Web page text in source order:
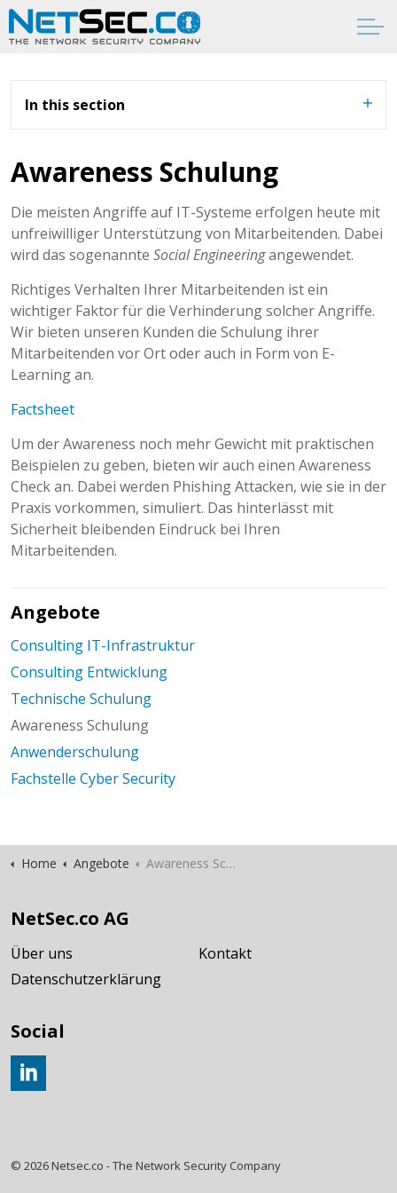
In this section
Awareness Schulung
Die meisten Angriffe auf IT-Systeme erfolgen heute mit
unfreiwilliger Unterstützung von Mitarbeitenden. Dabei
wird das sogenannte Social Engineeringangewendet.
Richtiges Verhalten Ihrer Mitarbeitenden ist ein
wichtiger Faktor für die Verhinderung solcher Angriffe.
Wir bieten unseren Kunden die Schulung ihrer
Mitarbeitenden vor Ort oder auch in Form von E-
Learning an.
Factsheet
Um der Awareness noch mehr Gewicht mit praktischen
Beispielen zu geben, bieten wir auch einen Awareness
Check an. Dabei werden Phishing Attacken, wie sie in der
Praxis vorkommen, simuliert. Das hinterlässt mit
Sicherheit bleibenden Eindruck bei Ihren
Mitarbeitenden.
Angebote
Consulting IT-Infrastruktur
Consulting Entwicklung
Technische Schulung
Awareness Schulung
Anwenderschulung
Fachstelle Cyber Security
Home Angebote Awareness Schulung
NetSec.co AG
Über uns
Kontakt
Datenschutzerklärung
Social
© 2026 Netsec.co - The Network Security Company